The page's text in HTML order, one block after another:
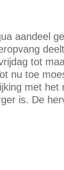
aandeel
tot
nu toe
met het
is. De